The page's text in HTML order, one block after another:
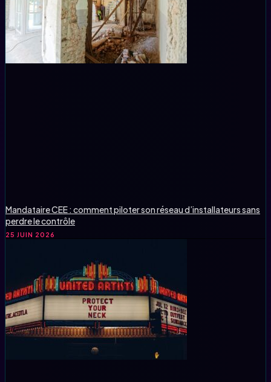
Mandataire CEE : comment piloter son réseau d’installateurs sans
perdre le contrôle
25 JUIN 2026